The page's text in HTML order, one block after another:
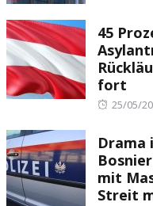
45
fort
Posted
25/05/
Drama
mit
Streit